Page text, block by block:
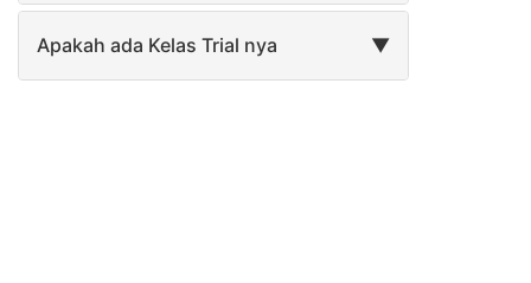
Apakah ada Kelas Trial nya ▼